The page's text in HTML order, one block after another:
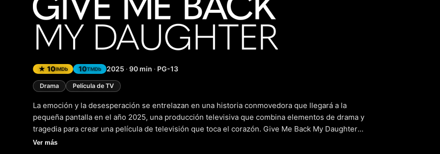
Give Me Back My
★ 10IMDb 10TMDb 2025 · 90 min · PG-13
Drama Película de TV
La emoción y la desesperación se entrelazan en una historia conmovedora que llegará a la
pequeña pantalla en el año 2025, una producción televisiva que combina elementos de drama y
tragedia para crear una película de televisión que toca el corazón. Give Me Back My Daughter
es un filme dramático y emotivo que explora temas profundos como la pérdida, la lucha y la
Ver más